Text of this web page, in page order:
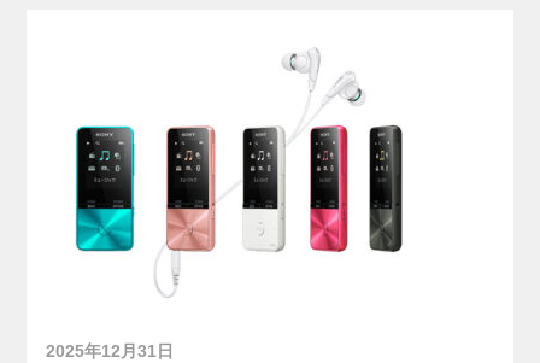
2025年12月31日